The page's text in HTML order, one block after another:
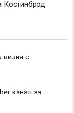
Костинброд
визия с
канал за